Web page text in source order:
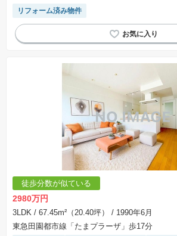
リフォーム済み物件
徒歩分数が似ている
2980万円
3LDK / 67.45m²（20.40坪）
/ 1990年6月
東急田園都市線「たまプラーザ」歩17分